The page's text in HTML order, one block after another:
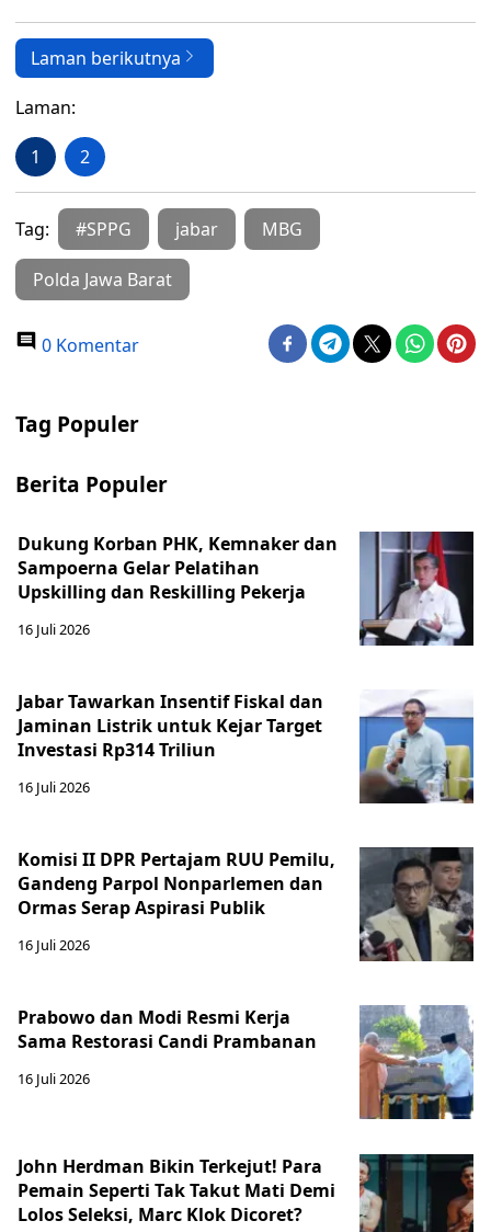
Laman berikutnya
Laman:
1 2
Tag: #SPPG jabar MBG
Polda Jawa Barat
0 Komentar
Tag Populer
Berita Populer
Dukung Korban PHK, Kemnaker dan
Sampoerna Gelar Pelatihan
Upskilling dan Reskilling Pekerja
16 Juli 2026
Jabar Tawarkan Insentif Fiskal dan
Jaminan Listrik untuk Kejar Target
Investasi Rp314 Triliun
16 Juli 2026
Komisi II DPR Pertajam RUU Pemilu,
Gandeng Parpol Nonparlemen dan
Ormas Serap Aspirasi Publik
16 Juli 2026
Prabowo dan Modi Resmi Kerja
Sama Restorasi Candi Prambanan
16 Juli 2026
John Herdman Bikin Terkejut! Para
Pemain Seperti Tak Takut Mati Demi
Lolos Seleksi, Marc Klok Dicoret?